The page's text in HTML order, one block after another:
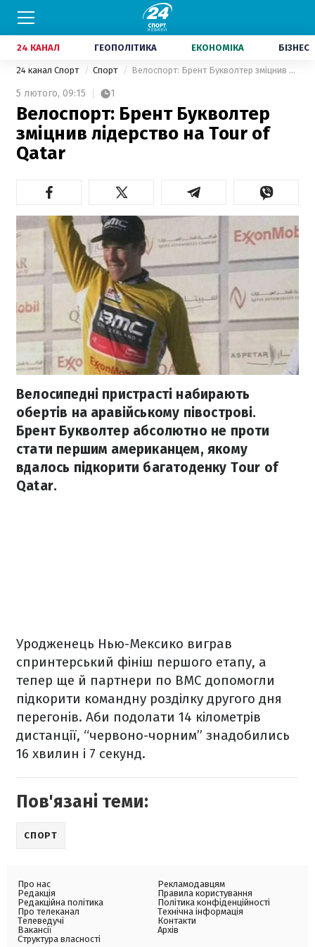
24 КАНАЛ ГЕОПОЛІТИКА ЕКОНОМІКА БІЗНЕС
24 канал Спорт Спорт Велоспорт: Брент Букволтер зміцнив лідерство на Tour of Qatar
5 лютого, 09:15 1
Велоспорт: Брент Букволтер
зміцнив лідерство на Tour of
Qatar
Велосипедні пристрасті набирають
обертів на аравійському півострові.
Брент Букволтер абсолютно не проти
стати першим американцем, якому
вдалось підкорити багатоденку Tour of
Qatar.
Уродженець Нью-Мексико виграв
спринтерський фініш першого етапу, а
тепер ще й партнери по BMC допомогли
підкорити командну розділку другого дня
перегонів. Аби подолати 14 кілометрів
дистанції, “червоно-чорним” знадобились
16 хвилин і 7 секунд.
Пов'язані теми:
СПОРТ
Про нас
Редакція
Редакційна політика
Про телеканал
Телеведучі
Вакансії
Структура власності
Рекламодавцям
Правила користування
Політика конфіденційності
Технічна інформація
Контакти
Архів